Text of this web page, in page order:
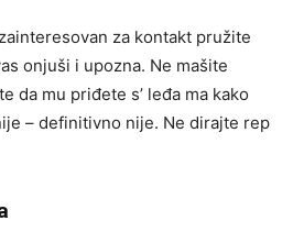
za kontakt pružite
onjuši i upozna. Ne mašite
da mu priđete s’ leđa ma kako
– definitivno nije. Ne dirajte rep